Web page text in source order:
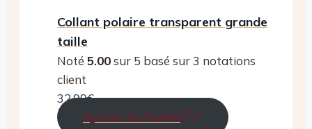
Collant polaire transparent grande
taille
Noté 5.00sur 5 basé sur3 notations
client
32.99€
Ajouter Au Panier